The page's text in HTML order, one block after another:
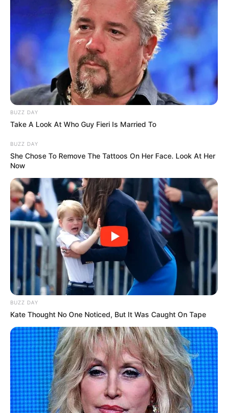
BUZZ DAY
Take A Look At Who Guy Fieri Is Married To
BUZZ DAY
She Chose To Remove The Tattoos On Her Face. Look At Her
Now
BUZZ DAY
Kate Thought No One Noticed, But It Was Caught On Tape